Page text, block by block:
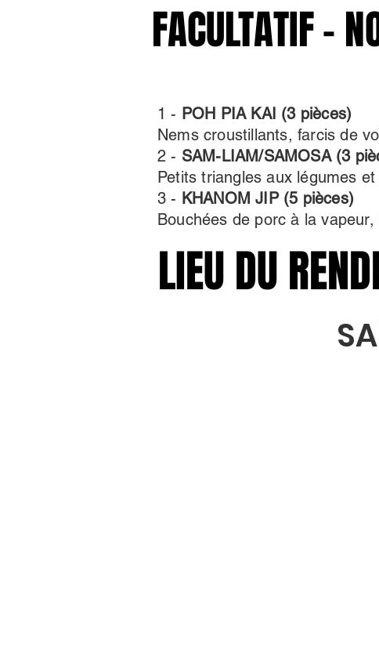
1 - POH PIA KAI (3 pièces)
Nems croustillants, farcis de
2 - SAM-LIAM/SAMOSA (3
Petits triangles aux légumes
3 - KHANOM JIP (5 pièces)
Bouchées de porc à la
LIEU DU
LIEU DU